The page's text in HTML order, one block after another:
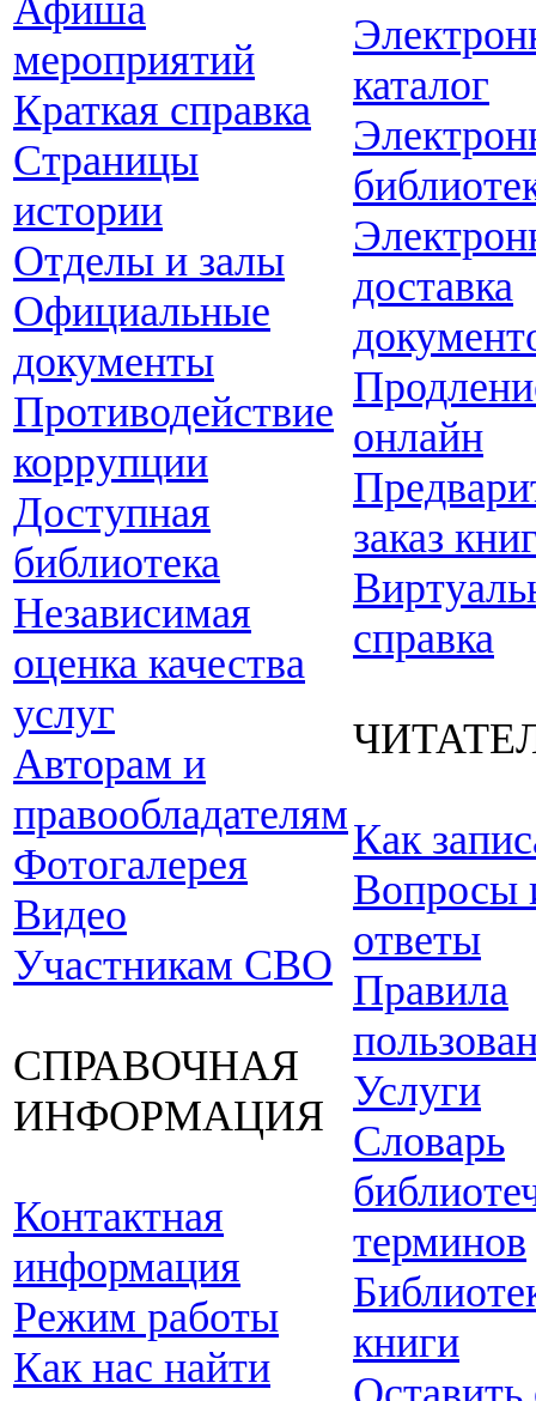
Афиша
мероприятий
Краткая справка
Страницы
истории
Отделы и залы
Официальные
документы
Противодействие
коррупции
Доступная
библиотека
Независимая
оценка качества
услуг
Авторам и
правообладателям
Фотогалерея
Видео
Участникам СВО
СПРАВОЧНАЯ
ИНФОРМАЦИЯ
Контактная
информация
Режим работы
Как нас найти
каталог
доставка
онлайн
заказ
справка
Как
Вопросы
ответы
Правила
Услуги
Словарь
терминов
книги